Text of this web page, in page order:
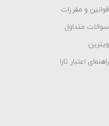
قوانین و مقررات
سوالات متداول
ویترین
راهنمای اعتبار تارا